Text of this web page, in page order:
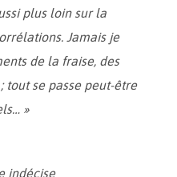
plus loin sur la
Jamais je
de la fraise, des
tout se passe peut-être
»
indécise